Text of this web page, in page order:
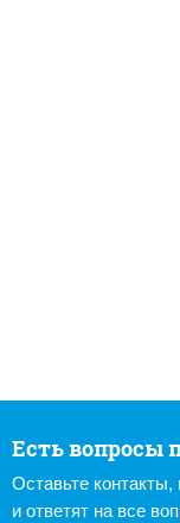
Есть вопросы
Оставьте
и ответят на все